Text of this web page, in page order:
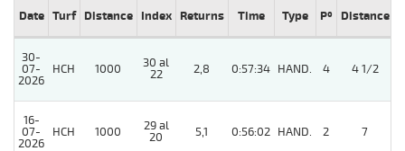
Date Turf Distance Index Returns Time Type Pº Distance
30-
07-
2026
HCH 1000
30 al
22
2,8 0:57:34 HAND. 4 4 1/2
16-
07-
2026
HCH 1000
29 al
20
5,1 0:56:02 HAND. 2 7